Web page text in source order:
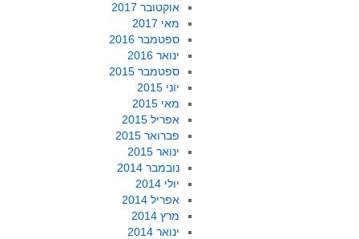
אוקטובר 2017
מאי 2017
ספטמבר 2016
ינואר 2016
ספטמבר 2015
יוני 2015
מאי 2015
אפריל 2015
פברואר 2015
ינואר 2015
נובמבר 2014
יולי 2014
אפריל 2014
מרץ 2014
ינואר 2014